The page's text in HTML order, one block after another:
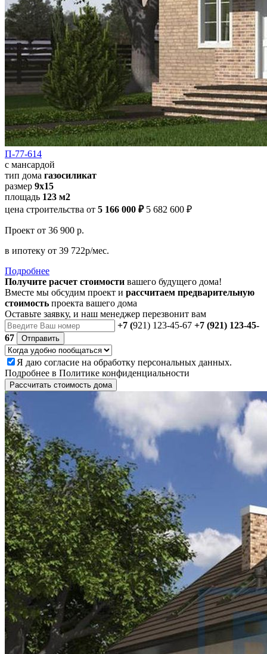
П-77-614
с мансардой
тип дома газосиликат
размер 9x15
площадь 123 м2
цена строительства от 5 166 000 ₽ 5 682 600 ₽
Проект от 36 900 р.
в ипотеку от 39 722р/мес.
Подробнее
Получите расчет стоимости вашего будущего дома!
Вместе мы обсудим проект и рассчитаем предварительную
стоимость проекта вашего дома
Оставьте заявку, и наш менеджер перезвонит вам
+7 (921) 123-45-67 +7 (921) 123-45-
67
Отправить
Я даю согласие на обработку персональных данных.
Подробнее в Политике конфиденциальности
Рассчитать стоимость дома